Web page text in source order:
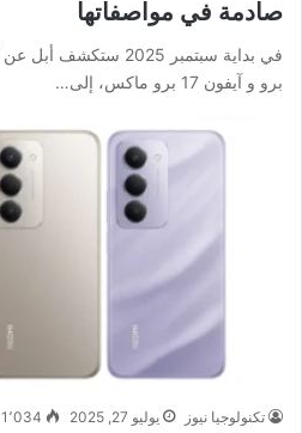
صادمة في مواصفاتها
برو و آيفون 17 برو ماكس، إلى…
تكنولوجيا نيوز يوليو 27, 2025 1٬034